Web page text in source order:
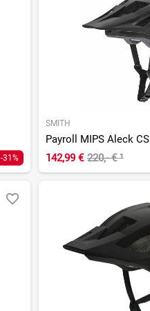
-31%
SMITH
Payroll MIPS Aleck CS
142,99 € 220,- €¹